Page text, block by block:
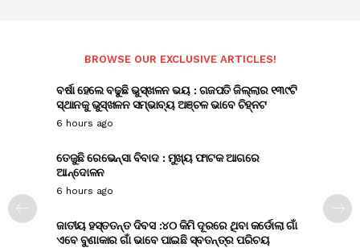
BROWSE OUR EXCLUSIVE ARTICLES!
ବର୍ଷା ହେଲେ ବଢୁଛି ଭୁସ୍ଖଳନ ଭୟ : ଗଜପତି ଜିଲ୍ଲାର ୧୩୯ଟି
ସ୍ଥାନକୁ ଭୁସ୍ଖଳନ ସମ୍ଭାବ୍ୟ ଅଞ୍ଚଳ ଭାବେ ଚିହ୍ନଟ
6 hours ago
ତେଜୁଛି ରେଭେନ୍ସା ବିବାଦ : ମୁଖ୍ୟ ଫାଟକ ଆଗରେ
ଆନ୍ଦୋଳନ
6 hours ago
ଜାତୀୟ ହସ୍ତତନ୍ତ ଦିବସ :୪୦ କିମି ଦୂରରେ ଥିବା କର୍ଡୋଲା ଗାଁ
ଏବେ ବୁଣାକାର ଗାଁ ଭାବେ ପାଇଛି ସ୍ବତନ୍ତ୍ର ପରିଚୟ